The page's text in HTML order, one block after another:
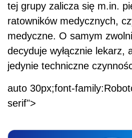
tej grupy zalicza się m.in.
ratowników medycznych,
medyczne. O samym
decyduje wyłącznie lekarz,
jedynie techniczne
auto 30px;font-
serif">